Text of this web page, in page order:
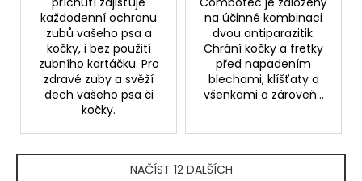
každodenní ochranu
zubů vašeho psa a
kočky, i bez použití
zubního kartáčku. Pro
zdravé zuby a svěží
dech vašeho psa či
kočky.
na účinné kombinaci
dvou antiparazitik.
Chrání kočky a fretky
před napadením
blechami, klíšťaty a
všenkami a zároveň...
NAČÍST 12 DALŠÍCH